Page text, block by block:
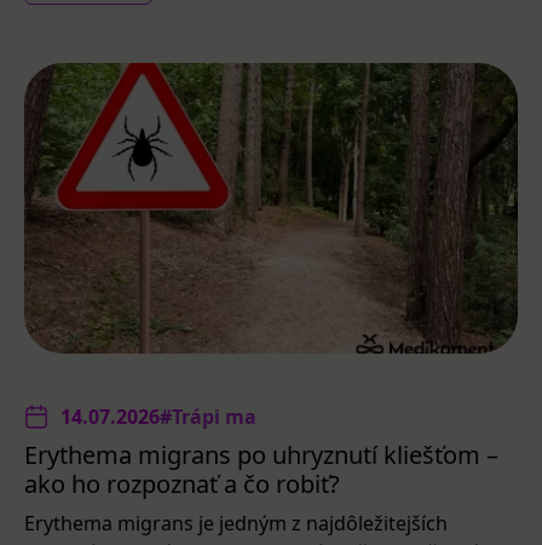
14.07.2026#Trápi ma
Erythema migrans po uhryznutí kliešťom –
ako ho rozpoznať a čo robiť?
Erythema migrans je jedným z najdôležitejších